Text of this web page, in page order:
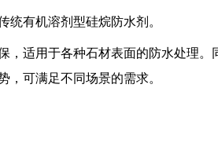
统有机溶剂型硅烷防水剂。
，适用于各种石材表面的防水处理。
，可满足不同场景的需求。